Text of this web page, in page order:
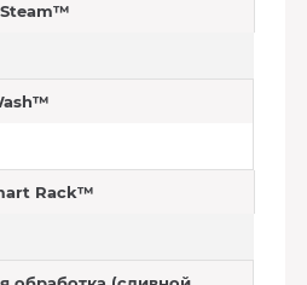
Rack™